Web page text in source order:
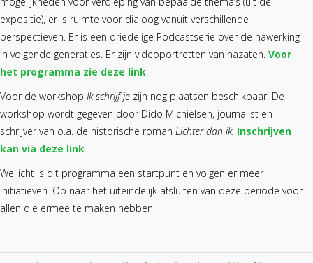
expositie), er is ruimte voor dialoog vanuit verschillende
perspectieven. Er is een driedelige Podcastserie over de nawerking
in volgende generaties. Er zijn videoportretten van nazaten. Voor
het programma zie deze link.
Voor de workshop Ik schrijf je zijn nog plaatsen beschikbaar. De
workshop wordt gegeven door Dido Michielsen, journalist en
schrijver van o.a. de historische roman Lichter dan ik. Inschrijven
kan via deze link.
Wellicht is dit programma een startpunt en volgen er meer
initiatieven. Op naar het uiteindelijk afsluiten van deze periode voor
allen die ermee te maken hebben.